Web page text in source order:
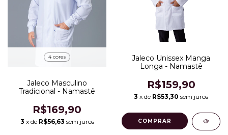
4 cores
Jaleco Masculino
Tradicional - Namastê
R$169,90
3 x de R$56,63 sem juros
Jaleco Unissex Manga
Longa - Namastê
R$159,90
3 x de R$53,30 sem juros
COMPRAR